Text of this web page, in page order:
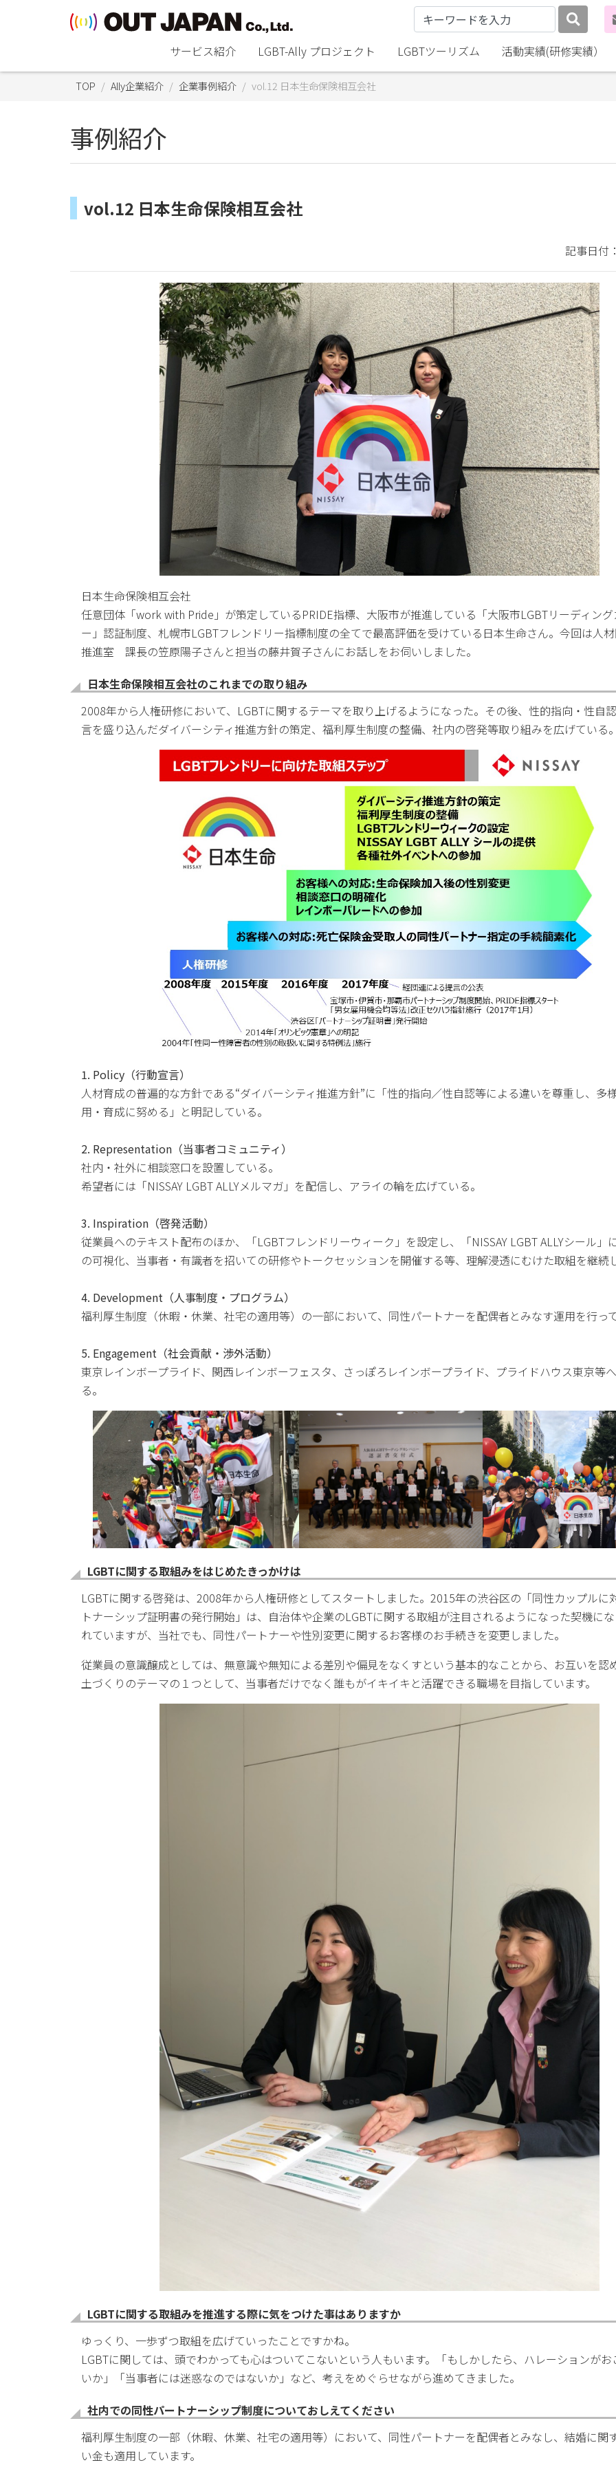
サービス紹介
LGBT-Ally プロジェクト LGBTツーリズム 活動実績(研修実績）
TOP Ally企業紹介 企業事例紹介 vol.12 日本生命保険相互会社
事例紹介
vol.12 日本生命保険相互会社
記事日付
日本生命保険相互会社
任意団体「work with Pride」が策定しているPRIDE指標、大阪市が推進している「大阪市LGBTリーディング
ー」認証制度、札幌市LGBTフレンドリー指標制度の全てで最高評価を受けている日本生命さん。今回は人
推進室 課長の笠原陽子さんと担当の藤井賀子さんにお話しをお伺いしました。
日本生命保険相互会社のこれまでの取り組み
2008年から人権研修において、LGBTに関するテーマを取り上げるようになった。その後、性的指向・性自
言を盛り込んだダイバーシティ推進方針の策定、福利厚生制度の整備、社内の啓発等取り組みを広げている。
1. Policy（行動宣言）
人材育成の普遍的な方針である“ダイバーシティ推進方針”に「性的指向／性自認等による違いを尊重し、多
用・育成に努める」と明記している。
2. Representation（当事者コミュニティ）
社内・社外に相談窓口を設置している。
希望者には「NISSAY LGBT ALLYメルマガ」を配信し、アライの輪を広げている。
3. Inspiration（啓発活動）
従業員へのテキスト配布のほか、「LGBTフレンドリーウィーク」を設定し、「NISSAY LGBT ALLYシール」
の可視化、当事者・有識者を招いての研修やトークセッションを開催する等、理解浸透にむけた取組を継続
4. Development（人事制度・プログラム）
福利厚生制度（休暇・休業、社宅の適用等）の一部において、同性パートナーを配偶者とみなす運用を行って
5. Engagement（社会貢献・渉外活動）
東京レインボープライド、関西レインボーフェスタ、さっぽろレインボープライド、プライドハウス東京等
る。
LGBTに関する取組みをはじめたきっかけは
LGBTに関する啓発は、2008年から人権研修としてスタートしました。2015年の渋谷区の「同性カップルに
トナーシップ証明書の発行開始」は、自治体や企業のLGBTに関する取組が注目されるようになった契機に
れていますが、当社でも、同性パートナーや性別変更に関するお客様のお手続きを変更しました。
従業員の意識醸成としては、無意識や無知による差別や偏見をなくすという基本的なことから、お互いを認
土づくりのテーマの１つとして、当事者だけでなく誰もがイキイキと活躍できる職場を目指しています。
LGBTに関する取組みを推進する際に気をつけた事はありますか
ゆっくり、一歩ずつ取組を広げていったことですかね。
LGBTに関しては、頭でわかっても心はついてこないという人もいます。「もしかしたら、ハレーションが
いか」「当事者には迷惑なのではないか」など、考えをめぐらせながら進めてきました。
社内での同性パートナーシップ制度についておしえてください
福利厚生制度の一部（休暇、休業、社宅の適用等）において、同性パートナーを配偶者とみなし、結婚に関
い金も適用しています。